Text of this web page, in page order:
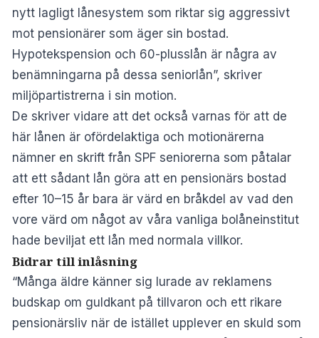
nytt lagligt lånesystem som riktar sig aggressivt
mot pensionärer som äger sin bostad.
Hypotekspension och 60-plusslån är några av
benämningarna på dessa seniorlån”, skriver
miljöpartistrerna i sin motion.
De skriver vidare att det också varnas för att de
här lånen är ofördelaktiga och motionärerna
nämner en skrift från SPF seniorerna som påtalar
att ett sådant lån göra att en pensionärs bostad
efter 10–15 år bara är värd en bråkdel av vad den
vore värd om något av våra vanliga bolåneinstitut
hade beviljat ett lån med normala villkor.
Bidrar till inlåsning
“Många äldre känner sig lurade av reklamens
budskap om guldkant på tillvaron och ett rikare
pensionärsliv när de istället upplever en skuld som